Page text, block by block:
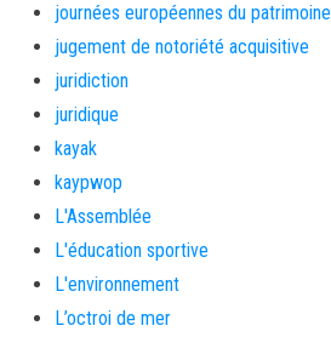
journées européennes du patrimoine
jugement de notoriété acquisitive
juridiction
juridique
kayak
kaypwop
L'Assemblée
L'éducation sportive
L'environnement
L’octroi de mer